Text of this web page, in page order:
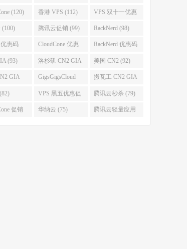
器 (128) (123)
(120) 香港 VPS (112) VPS 双十一优惠
促销 (106)
(100) 腾讯云促销 (99) RackNerd (98)
惠码 CloudCone 优惠
码 (96)
RackNerd 优惠码
(94)
(93) 洛杉矶 CN2 GIA
(93)
美国 CN2 (92)
GIA GigsGigsCloud
(85)
搬瓦工 CN2 GIA
(83)
VPS 黑五优惠促
销整理 (80)
腾讯云秒杀 (79)
促销 华纳云 (75) 腾讯云轻量应用